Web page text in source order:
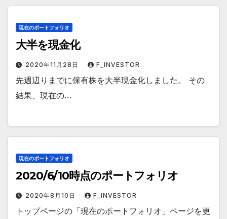
現在のポートフォリオ
大半を現金化
2020年11月28日 F_INVESTOR
先週辺りまでに保有株を大半現金化しました。 その
結果、現在の…
現在のポートフォリオ
2020/6/10時点のポートフォリオ
2020年8月10日 F_INVESTOR
トップページの「現在のポートフォリオ」ページを更